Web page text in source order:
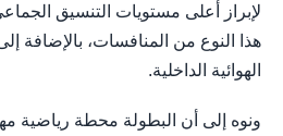
لإبراز أعلى مستويات التنسيق
هذا النوع من المنافسات، بالإضافة
الهوائية الداخلية.